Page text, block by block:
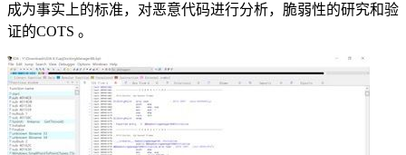
成为事实上的标准，对恶意代码进行分析，脆弱性的研究和验
证的COTS 。